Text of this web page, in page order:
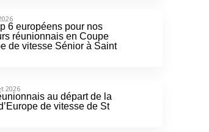
6 européens pour nos
réunionnais en Coupe
de vitesse Sénior à Saint
2026
au départ de la
de vitesse de St